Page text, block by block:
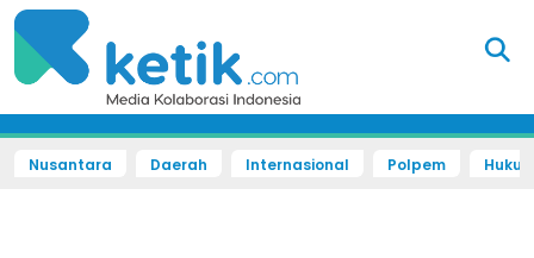
Nusantara Daerah Internasional Polpem